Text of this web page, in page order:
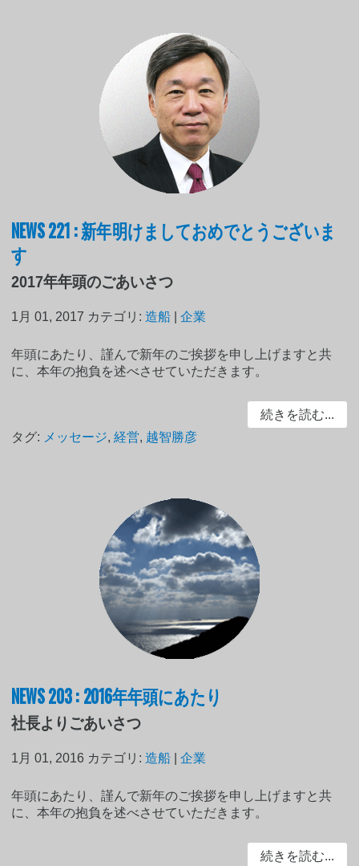
NEWS 221 : 新年明けましておめでとうございま
す
2017年年頭のごあいさつ
1月 01, 2017 カテゴリ:造船 |企業
年頭にあたり、謹んで新年のご挨拶を申し上げますと共
に、本年の抱負を述べさせていただきます。
続きを読む...
タグ: メッセージ,経営, 越智勝彦
NEWS 203 : 2016年年頭にあたり
社長よりごあいさつ
1月 01, 2016 カテゴリ:造船 |企業
年頭にあたり、謹んで新年のご挨拶を申し上げますと共
に、本年の抱負を述べさせていただきます。
続きを読む...